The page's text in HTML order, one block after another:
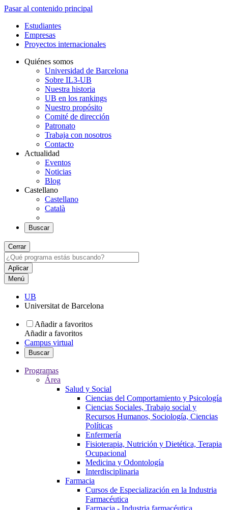
Pasar al contenido principal
Estudiantes
Empresas
Proyectos internacionales
Quiénes somos
Universidad de Barcelona
Sobre IL3-UB
Nuestra historia
UB en los rankings
Nuestro propósito
Comité de dirección
Patronato
Trabaja con nosotros
Contacto
Actualidad
Eventos
Noticias
Blog
Castellano
Castellano
Català
Buscar
Cerrar
Menú
UB
Universitat de Barcelona
Añadir a favoritos
Añadir a favoritos
Campus virtual
Buscar
Programas
Área
Salud y Social
Ciencias del Comportamiento y Psicología
Ciencias Sociales, Trabajo social y
Recursos Humanos, Sociología, Ciencias
Políticas
Enfermería
Fisioterapia, Nutrición y Dietética, Terapia
Ocupacional
Medicina y Odontología
Interdisciplinaria
Farmacia
Cursos de Especialización en la Industria
Farmacéutica
Farmacia - Industria farmacéutica